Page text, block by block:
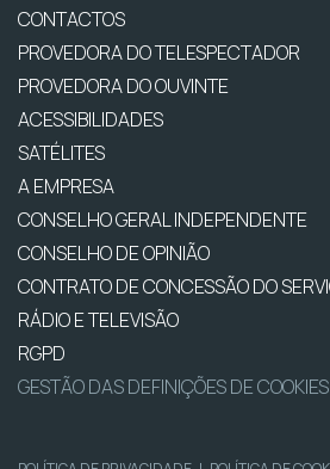
CONTACTOS
PROVEDORA DO TELESPECTADOR
PROVEDORA DO OUVINTE
ACESSIBILIDADES
SATÉLITES
A EMPRESA
CONSELHO GERAL INDEPENDENTE
CONSELHO DE OPINIÃO
CONTRATO DE CONCESSÃO DO
RÁDIO E TELEVISÃO
RGPD
GESTÃO DAS DEFINIÇÕES DE COOKIES